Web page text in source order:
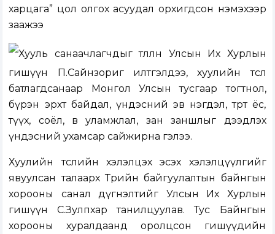
харцага” цол олгох асуудал орхигдсон нэмэхээр
заажээ
Хууль санаачлагчдыг төлөөлөн Улсын Их Хурлын
гишүүн П.Сайнзориг илтгэлдээ, хуулийн төсөл
батлагдсанаар Монгол Улсын тусгаар тогтнол,
бүрэн эрхт байдал, үндэсний эв нэгдэл, төрт ёс,
түүх, соёл, өв уламжлал, зан заншлыг дээдлэх
үндэсний ухамсар сайжирна гэлээ.
Хуулийн төслийн хэлэлцэх эсэх хэлэлцүүлгийг
явуулсан талаарх Төрийн байгуулалтын байнгын
хорооны санал дүгнэлтийг Улсын Их Хурлын
гишүүн С.Зулпхар танилцуулав. Тус Байнгын
хорооны хуралдаанд оролцсон гишүүдийн